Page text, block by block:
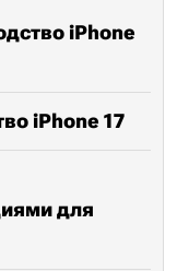
iPhone
iPhone 17
для